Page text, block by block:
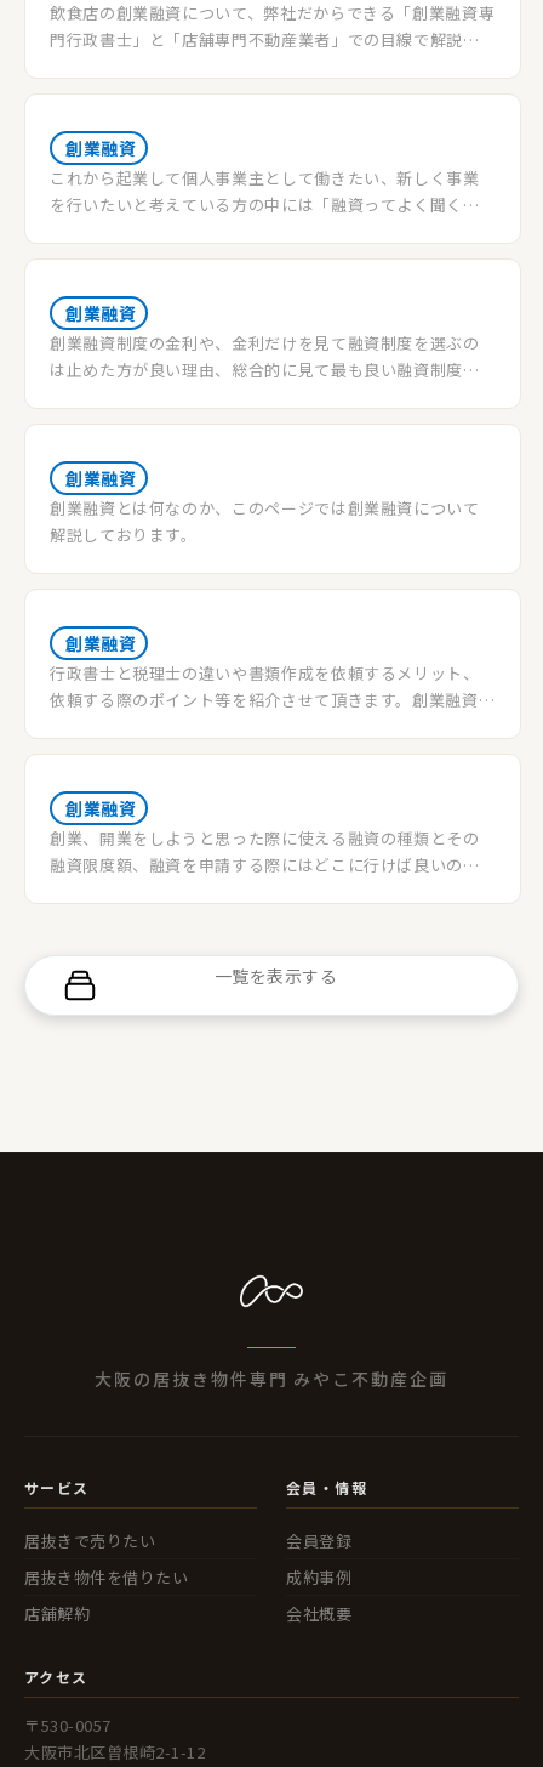
飲食店の創業融資について、弊社だからできる「創業融資専
門行政書士」と「店舗専門不動産業者」での目線で解説し
創業融資
これから起業して個人事業主として働きたい、新しく事業
を行いたいと考えている方の中には「融資ってよく聞くけ
でも融資を受けられるの?」と様々な不安や疑問を持ってい
事業主が創業時に融資を受ける方法について、説明させて頂
きます。
創業融資
創業融資制度の金利や、金利だけを見て融資制度を選ぶの
は止めた方が良い理由、総合的に見て最も良い融資制度に
良い融資を選択したいと考えている方は是非最後まで読ん
創業融資
創業融資とは何なのか、このページでは創業融資について
解説しております。
創業融資
行政書士と税理士の違いや書類作成を依頼するメリット、
依頼する際のポイント等を紹介させて頂きます。創業融資の
分で書類作成した方が良いのではと考えている方も最後ま
創業融資
創業、開業をしようと思った際に使える融資の種類とその
融資限度額、融資を申請する際にはどこに行けば良いの
一覧を表示する
大阪の居抜き物件専門 みやこ不動産企画
サービス
居抜きで売りたい
居抜き物件を借りたい
店舗解約
会員・情報
会員登録
成約事例
会社概要
アクセス
〒530-0057
大阪市北区曽根崎2-1-12